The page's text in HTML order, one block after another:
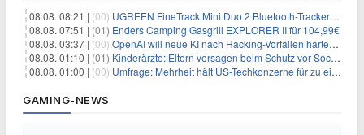
08.08. 08:21 | (00) UGREEN FineTrack Mini Duo 2 Bluetooth-Tracker 4er-Pack für 28,99€
08.08. 07:51 | (01) Enders Camping Gasgrill EXPLORER II für 104,99€
08.08. 03:37 | (00) OpenAI will neue KI nach Hacking-Vorfällen härter überwachen
08.08. 01:10 | (01) Kinderärzte: Eltern versagen beim Schutz vor Social Media
08.08. 01:00 | (00) Umfrage: Mehrheit hält US-Techkonzerne für zu einflussreich
GAMING-NEWS